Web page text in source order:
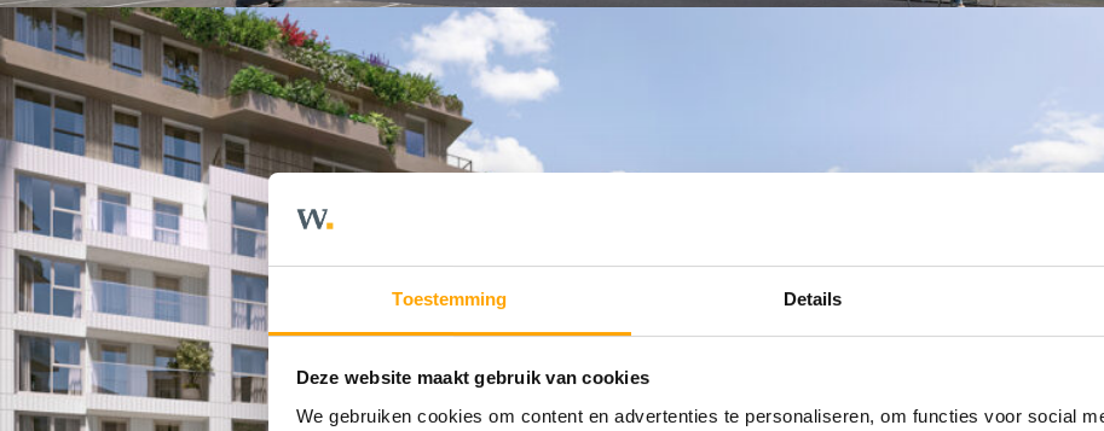
Toestemming Details
Deze website maakt gebruik van cookies
We gebruiken cookies om content en advertenties te personaliseren, om functies voor social